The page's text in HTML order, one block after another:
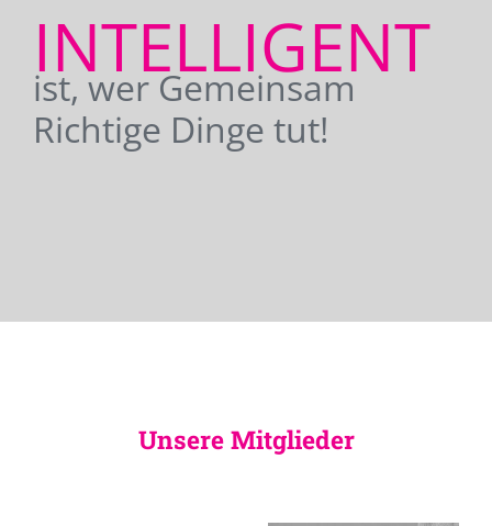
INTELLIGENT
ist, wer Gemeinsam
Richtige Dinge tut!
Unsere Mitglieder